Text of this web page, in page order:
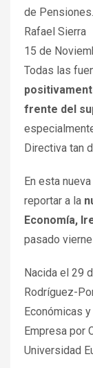
de Pensiones.
Rafael Sierra
15 de
Todas las
frente del
Directiva tan
En esta
reportar a la
Economía,
pasado
Nacida el 29
Rodríguez-
Económicas
Empresa por
Universidad